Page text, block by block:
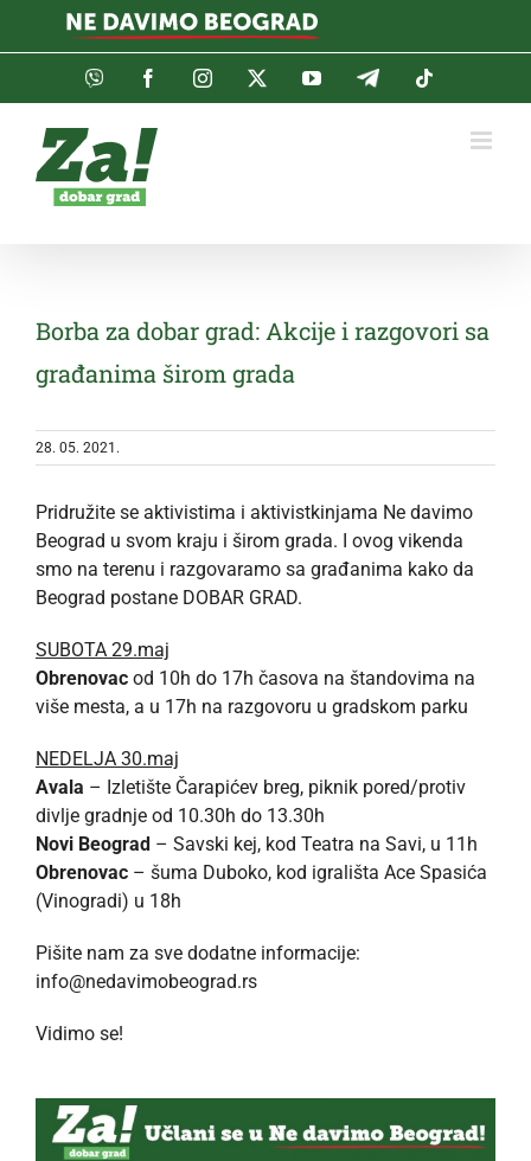
Viber FacebookInstagramTwitterYouTubeTelegram
Borba za dobar grad: Akcije i razgovori sa
građanima širom grada
28. 05. 2021.
Pridružite se aktivistima i aktivistkinjama Ne davimo
Beograd u svom kraju i širom grada. I ovog vikenda
smo na terenu i razgovaramo sa građanima kako da
Beograd postane DOBAR GRAD.
SUBOTA 29.maj
Obrenovac od 10h do 17h časova na štandovima na
više mesta, a u 17h na razgovoru u gradskom parku
NEDELJA 30.maj
Avala – Izletište Čarapićev breg, piknik pored/protiv
divlje gradnje od 10.30h do 13.30h
Novi Beograd – Savski kej, kod Teatra na Savi, u 11h
Obrenovac – šuma Duboko, kod igrališta Ace Spasića
(Vinogradi) u 18h
Pišite nam za sve dodatne informacije:
info@nedavimobeograd.rs
Vidimo se!